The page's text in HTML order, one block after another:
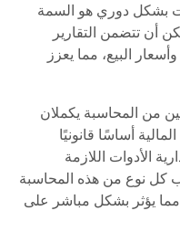
بشكل دوري هو السمة
أن تتضمن التقارير
البيع، مما يعزز
من المحاسبة يكملان
أساسًا قانونيًا
الأدوات اللازمة
كل نوع من هذه المحاسبة
يؤثر بشكل مباشر على